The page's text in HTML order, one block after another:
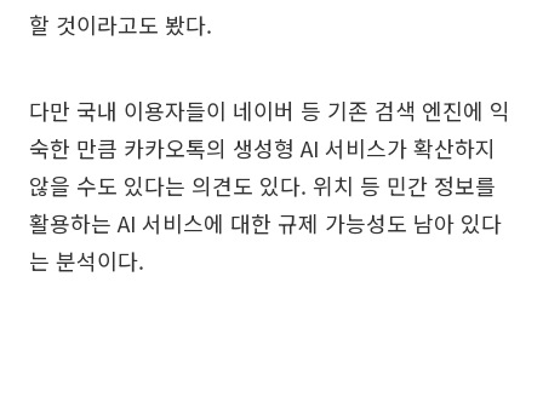
할 것이라고도 봤다.
다만 국내 이용자들이 네이버 등 기존 검색 엔진에 익
숙한 만큼 카카오톡의 생성형 AI 서비스가 확산하지
않을 수도 있다는 의견도 있다. 위치 등 민간 정보를
활용하는 AI 서비스에 대한 규제 가능성도 남아 있다
는 분석이다.